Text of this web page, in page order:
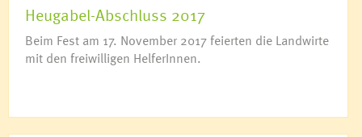
Heugabel-Abschluss 2017
Beim Fest am 17. November 2017 feierten die Landwirte
mit den freiwilligen HelferInnen.